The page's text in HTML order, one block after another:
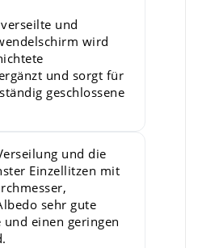
und
wird
und sorgt für
geschlossene
und die
Einzellitzen mit
sehr gute
einen geringen